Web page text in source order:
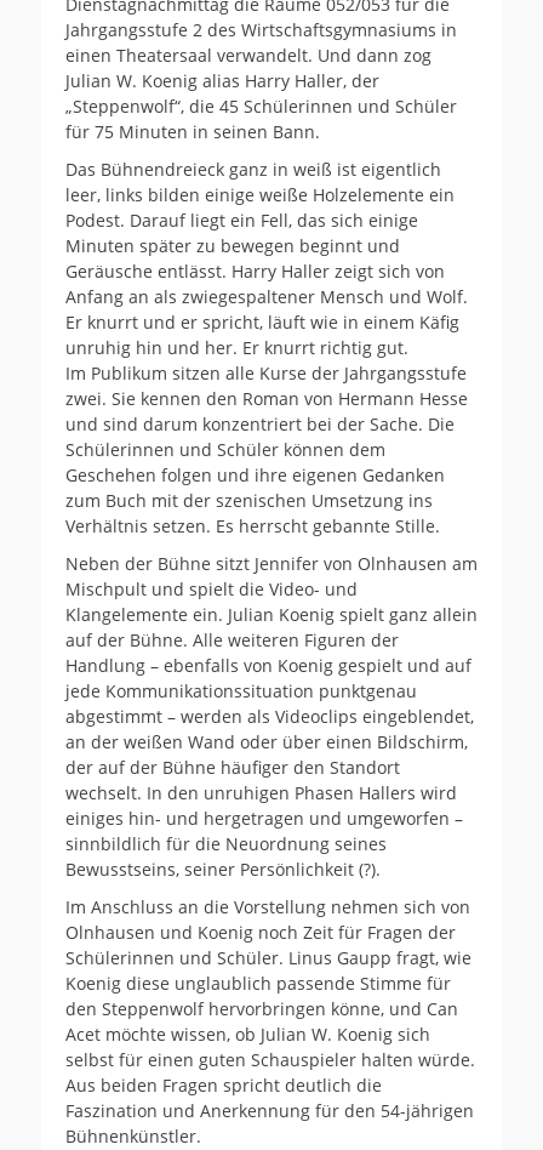
Dienstagnachmittag die Räume 052/053 für die
Jahrgangsstufe 2 des Wirtschaftsgymnasiums in
einen Theatersaal verwandelt. Und dann zog
Julian W. Koenig alias Harry Haller, der
„Steppenwolf“, die 45 Schülerinnen und Schüler
für 75 Minuten in seinen Bann.
Das Bühnendreieck ganz in weiß ist eigentlich
leer, links bilden einige weiße Holzelemente ein
Podest. Darauf liegt ein Fell, das sich einige
Minuten später zu bewegen beginnt und
Geräusche entlässt. Harry Haller zeigt sich von
Anfang an als zwiegespaltener Mensch und Wolf.
Er knurrt und er spricht, läuft wie in einem Käfig
unruhig hin und her. Er knurrt richtig gut.
Im Publikum sitzen alle Kurse der Jahrgangsstufe
zwei. Sie kennen den Roman von Hermann Hesse
und sind darum konzentriert bei der Sache. Die
Schülerinnen und Schüler können dem
Geschehen folgen und ihre eigenen Gedanken
zum Buch mit der szenischen Umsetzung ins
Verhältnis setzen. Es herrscht gebannte Stille.
Neben der Bühne sitzt Jennifer von Olnhausen am
Mischpult und spielt die Video- und
Klangelemente ein. Julian Koenig spielt ganz allein
auf der Bühne. Alle weiteren Figuren der
Handlung – ebenfalls von Koenig gespielt und auf
jede Kommunikationssituation punktgenau
abgestimmt – werden als Videoclips eingeblendet,
an der weißen Wand oder über einen Bildschirm,
der auf der Bühne häufiger den Standort
wechselt. In den unruhigen Phasen Hallers wird
einiges hin- und hergetragen und umgeworfen –
sinnbildlich für die Neuordnung seines
Bewusstseins, seiner Persönlichkeit (?).
Im Anschluss an die Vorstellung nehmen sich von
Olnhausen und Koenig noch Zeit für Fragen der
Schülerinnen und Schüler. Linus Gaupp fragt, wie
Koenig diese unglaublich passende Stimme für
den Steppenwolf hervorbringen könne, und Can
Acet möchte wissen, ob Julian W. Koenig sich
selbst für einen guten Schauspieler halten würde.
Aus beiden Fragen spricht deutlich die
Faszination und Anerkennung für den 54-jährigen
Bühnenkünstler.